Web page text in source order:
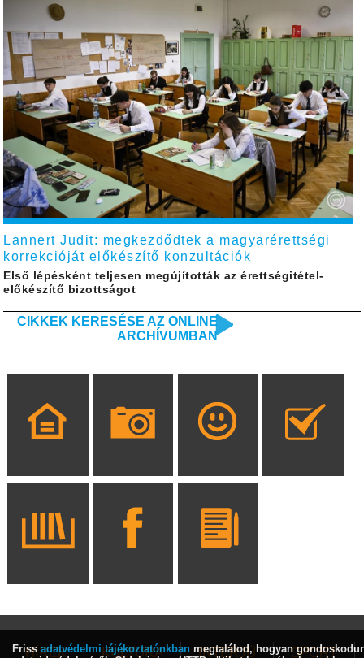
Lannert Judit: megkezdődtek a magyarérettségi
korrekcióját előkészítő konzultációk
Első lépésként teljesen megújították az érettségitétel-
előkészítő bizottságot
CIKKEK KERESÉSE AZ ONLINE
ARCHÍVUMBAN
HÍREK KULTÚRA INTERJÚ SPORT
Friss adatvédelmi tájékoztatónkban megtalálod, hogyan